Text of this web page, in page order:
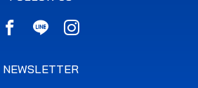
NEWSLETTER